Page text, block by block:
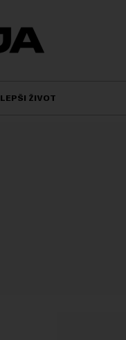
LEPŠI ŽIVOT